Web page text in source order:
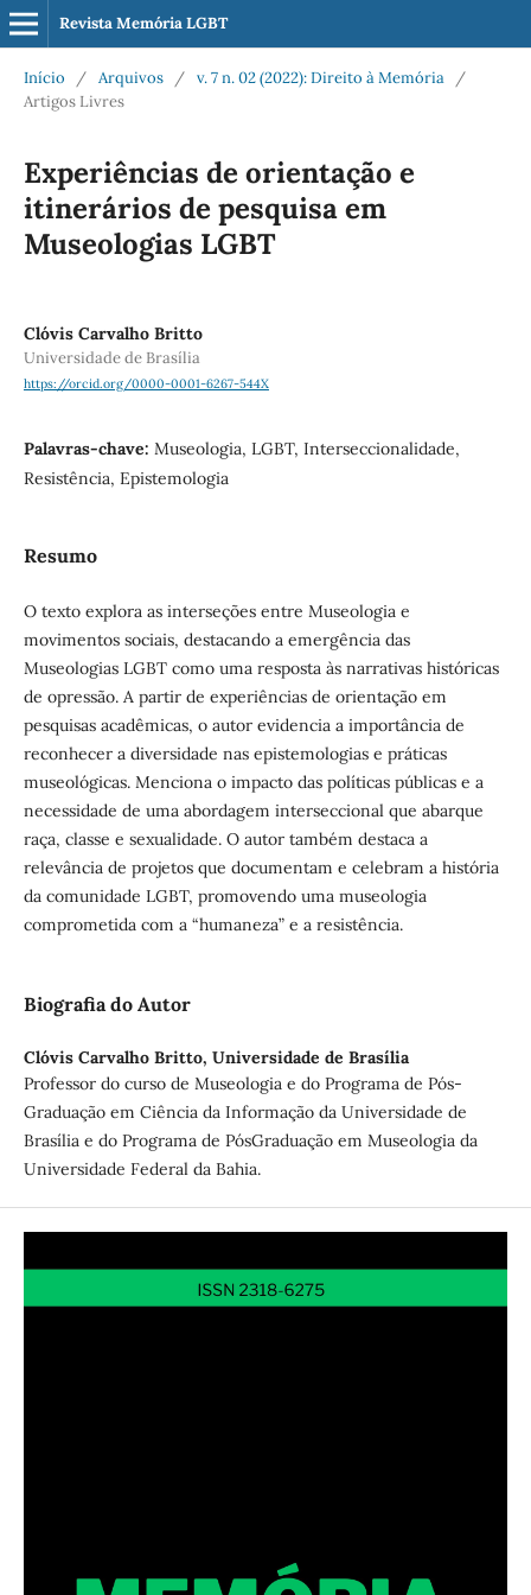
Revista Memória LGBT
Início / Arquivos / v. 7 n. 02 (2022): Direito à Memória
/
Artigos Livres
Experiências de orientação e
itinerários de pesquisa em
Museologias LGBT
Clóvis Carvalho Britto
Universidade de Brasília
https://orcid.org/0000-0001-6267-544X
Palavras-chave: Museologia, LGBT, Interseccionalidade,
Resistência, Epistemologia
Resumo
O texto explora as interseções entre Museologia e
movimentos sociais, destacando a emergência das
Museologias LGBT como uma resposta às narrativas históricas
de opressão. A partir de experiências de orientação em
pesquisas acadêmicas, o autor evidencia a importância de
reconhecer a diversidade nas epistemologias e práticas
museológicas. Menciona o impacto das políticas públicas e a
necessidade de uma abordagem interseccional que abarque
raça, classe e sexualidade. O autor também destaca a
relevância de projetos que documentam e celebram a história
da comunidade LGBT, promovendo uma museologia
comprometida com a “humaneza” e a resistência.
Biografia do Autor
Clóvis Carvalho Britto, Universidade de Brasília
Professor do curso de Museologia e do Programa de Pós-
Graduação em Ciência da Informação da Universidade de
Brasília e do Programa de PósGraduação em Museologia da
Universidade Federal da Bahia.